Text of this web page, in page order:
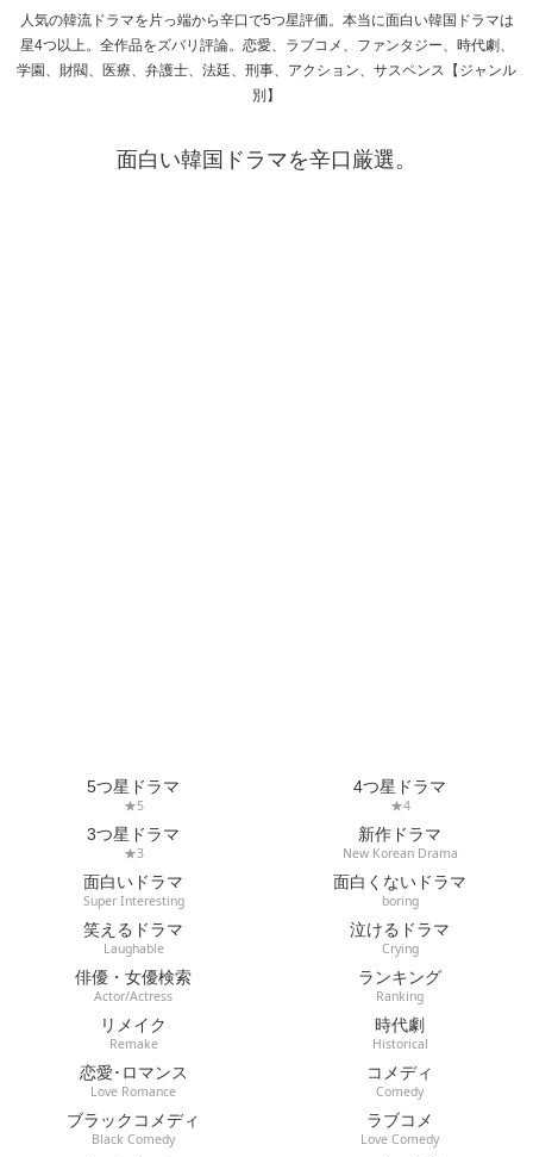
人気の韓流ドラマを片っ端から辛口で5つ星評価。本当に面白い韓国ドラマは
星4つ以上。全作品をズバリ評論。恋愛、ラブコメ、ファンタジー、時代劇、
学園、財閥、医療、弁護士、法廷、刑事、アクション、サスペンス【ジャンル
別】
面白い韓国ドラマを辛口厳選。
5つ星ドラマ
★5
4つ星ドラマ
★4
3つ星ドラマ
★3
新作ドラマ
New Korean Drama
面白いドラマ
Super Interesting
面白くないドラマ
boring
笑えるドラマ
Laughable
泣けるドラマ
Crying
俳優・女優検索
Actor/Actress
ランキング
Ranking
リメイク
Remake
時代劇
Historical
恋愛･ロマンス
Love Romance
コメディ
Comedy
ブラックコメディ
Black Comedy
ラブコメ
Love Comedy